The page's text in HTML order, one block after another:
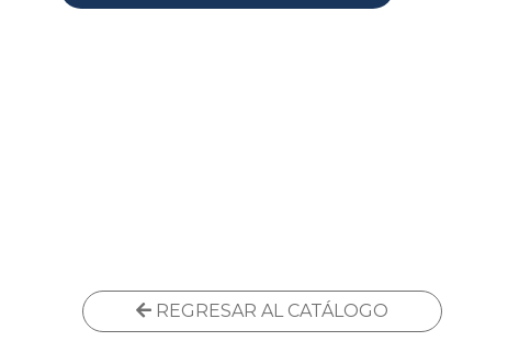
REGRESAR AL CATÁLOGO